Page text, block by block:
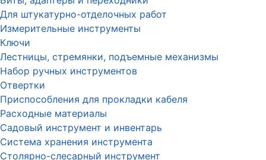
Для штукатурно-отделочных работ
Измерительные инструменты
Ключи
Лестницы, стремянки, подъемные механизмы
Набор ручных инструментов
Отвертки
Приспособления для прокладки кабеля
Расходные материалы
Садовый инструмент и инвентарь
Система хранения инструмента
Столярно-слесарный инструмент